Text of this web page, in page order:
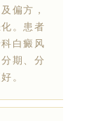
偏方，
。患者
白癜风
期、分
。